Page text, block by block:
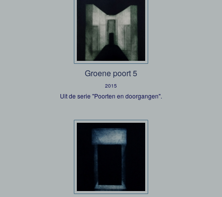
Groene poort 5
2015
Uit de serie "Poorten en doorgangen".